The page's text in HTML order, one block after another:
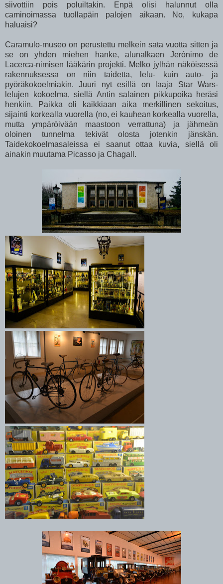
siivottiin pois poluiltakin. Enpä olisi halunnut olla
caminoimassa tuollapäin palojen aikaan. No, kukapa
haluaisi?
Caramulo-museo on perustettu melkein sata vuotta sitten ja
se on yhden miehen hanke, alunalkaen Jerónimo de
Lacerca-nimisen lääkärin projekti. Melko jylhän näköisessä
rakennuksessa on niin taidetta, lelu- kuin auto- ja
pyöräkokoelmiakin. Juuri nyt esillä on laaja Star Wars-
lelujen kokoelma, siellä Antin salainen pikkupoika heräsi
henkiin. Paikka oli kaikkiaan aika merkillinen sekoitus,
sijainti korkealla vuorella (no, ei kauhean korkealla vuorella,
mutta ympäröivään maastoon verrattuna) ja jähmeän
oloinen tunnelma tekivät olosta jotenkin jänskän.
Taidekokoelmasaleissa ei saanut ottaa kuvia, siellä oli
ainakin muutama Picasso ja Chagall.